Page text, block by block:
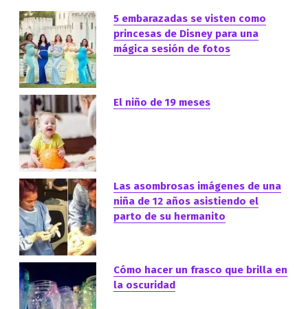
5 embarazadas se visten como
princesas de Disney para una
mágica sesión de fotos
El niño de 19 meses
Las asombrosas imágenes de una
niña de 12 años asistiendo el
parto de su hermanito
Cómo hacer un frasco que brilla en
la oscuridad